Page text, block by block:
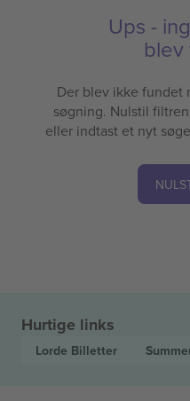
Ups -
blev
Der blev ikke fundet
søgning. Nulstil
eller indtast et nyt
Hurtige links
Lorde Billetter